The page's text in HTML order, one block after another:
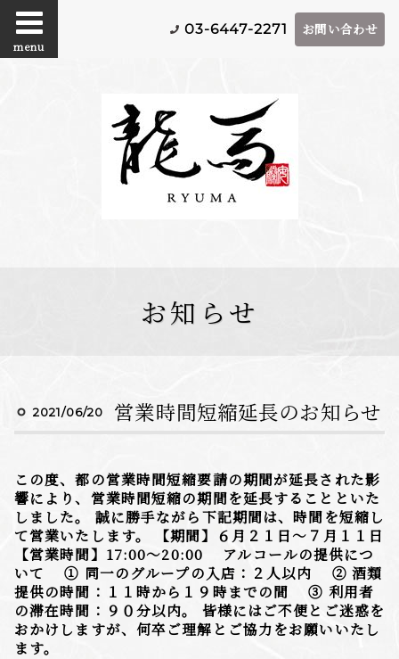
menu
03-6447-2271 お問い合わせ
お知らせ
2021/06/20 営業時間短縮延長のお知らせ
この度、都の営業時間短縮要請の期間が延長された影
響により、営業時間短縮の期間を延長することといた
しました。 誠に勝手ながら下記期間は、時間を短縮し
て営業いたします。 【期間】６月２１日〜７月１１日
【営業時間】17:00〜20:00 アルコールの提供につ
いて ① 同一のグループの入店：２人以内 ② 酒類
提供の時間：１１時から１９時までの間 ③ 利用者
の滞在時間：９０分以内。 皆様にはご不便とご迷惑を
おかけしますが、何卒ご理解とご協力をお願いいたし
ます。